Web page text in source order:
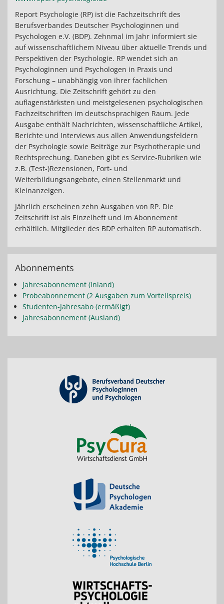
Report Psychologie (RP) ist die Fachzeitschrift des
Berufsverbandes Deutscher Psychologinnen und
Psychologen e.V. (BDP). Zehnmal im Jahr informiert sie
auf wissenschaftlichem Niveau über aktuelle Trends und
Perspektiven der Psychologie. RP wendet sich an
Psychologinnen und Psychologen in Praxis und
Forschung – unabhängig von ihrer fachlichen
Ausrichtung. Die Zeitschrift gehört zu den
auflagenstärksten und meistgelesenen psychologischen
Fachzeitschriften im deutschsprachigen Raum. Jede
Ausgabe enthält Nachrichten, wissenschaftliche Artikel,
Berichte und Interviews aus allen Anwendungsfeldern
der Psychologie sowie Beiträge zur Psychotherapie und
Rechtsprechung. Daneben gibt es Service-Rubriken wie
z.B. (Test-)Rezensionen, Fort- und
Weiterbildungsangebote, einen Stellenmarkt und
Kleinanzeigen.
Jährlich erscheinen zehn Ausgaben von RP. Die
Zeitschrift ist als Einzelheft und im Abonnement
erhältlich. Mitglieder des BDP erhalten RP automatisch.
Abonnements
Jahresabonnement (Inland)
Probeabonnement (2 Ausgaben zum Vorteilspreis)
Studenten-Jahresabo (ermäßigt)
Jahresabonnement (Ausland)